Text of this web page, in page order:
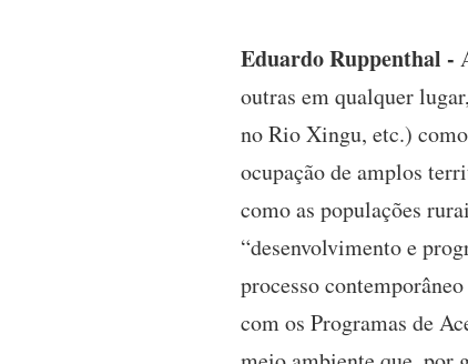
Eduardo Ruppenthal -
outras em qualquer
no Rio Xingu, etc.)
ocupação de amplos
como as populações
“desenvolvimento e
processo
com os Programas de